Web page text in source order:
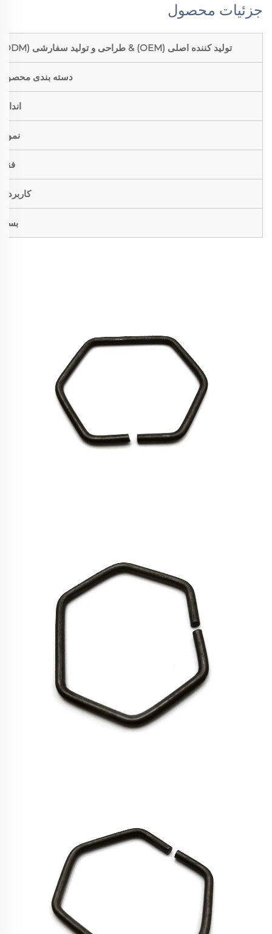
جزئیات محصول
تولید کننده اصلی (OEM) & طراحی و تولید سفارشی (ODM)
دسته بندی محصول
اندازه
نمونه
فنی
کاربردها
بسته